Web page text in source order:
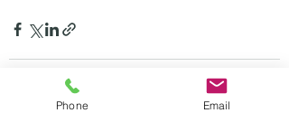
Phone Email